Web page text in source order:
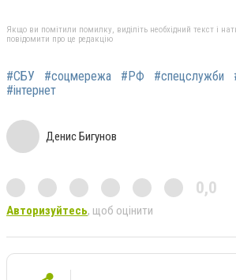
Якщо ви помітили помилку, виділіть необхідний текст і
повідомити про це редакцію
#СБУ #соцмережа #РФ #спецслужби
#інтернет
Денис Бигунов
0,0
Авторизуйтесь, щоб оцінити